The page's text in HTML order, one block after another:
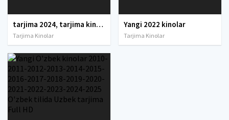
tarjima 2024, tarjima kinolar 2024, uzbek tarjima 2024, tarjima kinolar tilida tilida 2024, uzbek tilida tarjima 2024, kino tarjima 2024, uzbek tarjima kinolar 2024, tarjima kinolar 2024 uzbek tilida, tarjima kinolar 2024 o zbek, tarjima kinolar 2024
Tarjima Kinolar
Yangi 2022 kinolar
Tarjima Kinolar